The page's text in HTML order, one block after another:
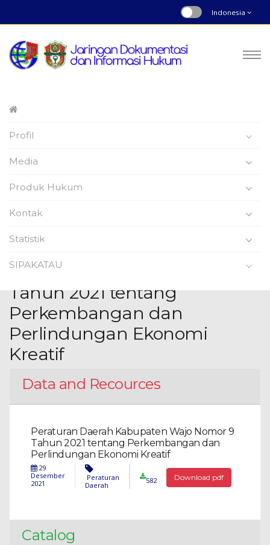
Indonesia
Profil
Media
Produk Hukum
Kontak
Statistik
SIPAKATAU
Nomor : 9 | Tahun 2021
Kabupaten Wajo Nomor 9
Tahun 2021 tentang
Perkembangan dan
Perlindungan Ekonomi
Kreatif
Data and Recources
Peraturan Daerah Kabupaten Wajo Nomor 9
Tahun 2021 tentang Perkembangan dan
Perlindungan Ekonomi Kreatif
Download pdf
29
Desember
2021
Peraturan
Daerah
582
Catalog